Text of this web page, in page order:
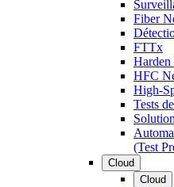
Fiber
FTTx
Harden
HFC
High-
Tests
(Test
Cloud
Cloud